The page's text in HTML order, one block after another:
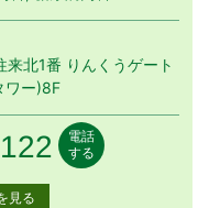
北1番 りんくうゲート
ワー)8F
電話
する
見る